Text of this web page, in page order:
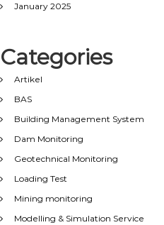
January 2025
Categories
Artikel
BAS
Building Management System
Dam Monitoring
Geotechnical Monitoring
Loading Test
Mining monitoring
Modelling & Simulation Service